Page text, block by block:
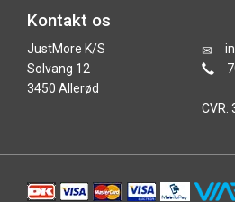
Kontakt os
JustMore K/S
Solvang 12
3450 Allerød
CVR: